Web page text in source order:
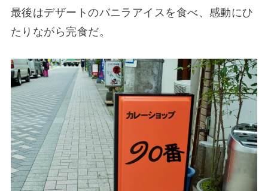
最後はデザートのバニラアイスを食べ、感動にひ
たりながら完食だ。